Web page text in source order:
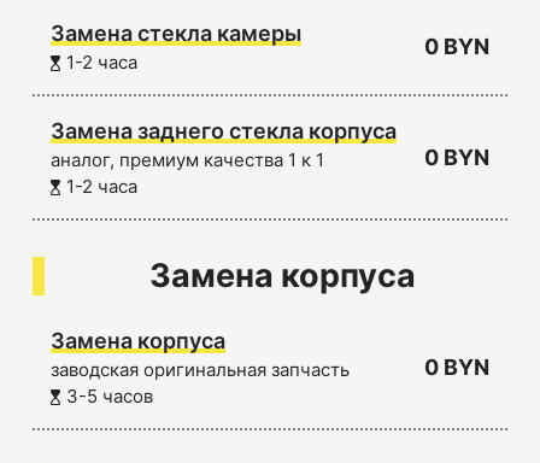
Замена стекла камеры
1-2 часа
0 BYN
Замена заднего стекла корпуса
аналог, премиум качества 1 к 1
1-2 часа
0 BYN
Замена корпуса
Замена корпуса
заводская оригинальная запчасть
3-5 часов
0 BYN